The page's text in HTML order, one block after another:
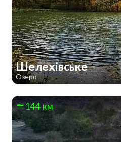
Шелехівське
Озеро
144 км